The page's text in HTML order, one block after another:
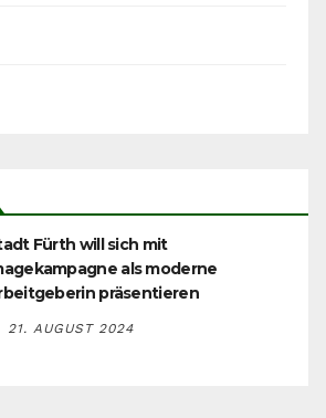
Fürth will sich mit
als moderne
präsentieren
21. AUGUST 2024